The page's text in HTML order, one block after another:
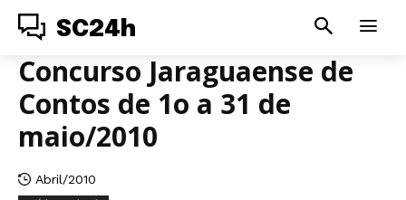
SC24h
Concurso Jaraguaense de
Contos de 1o a 31 de
maio/2010
Abril/2010